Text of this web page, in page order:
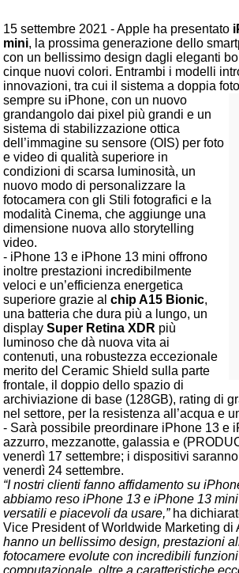
15 settembre 2021 - Apple ha presentato
mini, la prossima generazione dello
con un bellissimo design dagli eleganti
cinque nuovi colori. Entrambi i modelli
innovazioni, tra cui il sistema a doppia
sempre su iPhone, con un nuovo
grandangolo dai pixel più grandi e un
sistema di stabilizzazione ottica
dell’immagine su sensore (OIS) per foto
e video di qualità superiore in
condizioni di scarsa luminosità, un
nuovo modo di personalizzare la
fotocamera con gli Stili fotografici e la
modalità Cinema, che aggiunge una
dimensione nuova allo storytelling
video.
- iPhone 13 e iPhone 13 mini offrono
inoltre prestazioni incredibilmente
veloci e un’efficienza energetica
superiore grazie al chip A15 Bionic,
una batteria che dura più a lungo, un
display Super Retina XDR più
luminoso che dà nuova vita ai
contenuti, una robustezza eccezionale
merito del Ceramic Shield sulla parte
frontale, il doppio dello spazio di
archiviazione di base (128GB), rating di
nel settore, per la resistenza all’acqua e
- Sarà possibile preordinare iPhone 13 e
azzurro, mezzanotte, galassia e
venerdì 17 settembre; i dispositivi
venerdì 24 settembre.
“I nostri clienti fanno affidamento su
abbiamo reso iPhone 13 e iPhone 13
versatili e piacevoli da usare,”ha
Vice President of Worldwide Marketing di
hanno un bellissimo design, prestazioni
fotocamere evolute con incredibili
computazionale, oltre a caratteristiche